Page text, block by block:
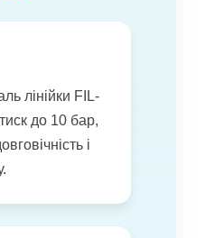
лінійки FIL-
до 10 бар,
і